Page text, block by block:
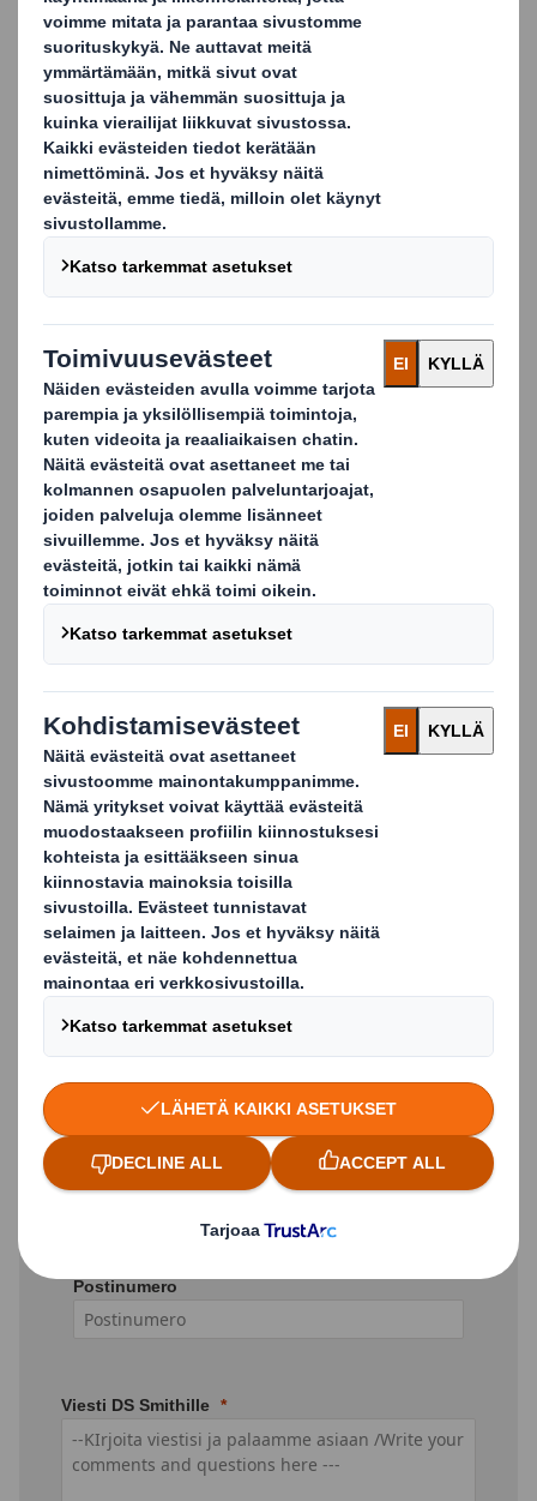
Täyttämällä lomakkeen annat DS Smithille luvan olla
Sukunimi
Työsähköposti
Puhelinnumero
Yritys
Paikkakunta
Postinumero
Viesti DS Smithille